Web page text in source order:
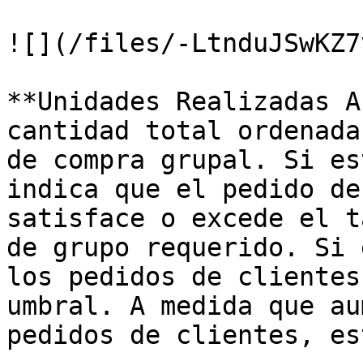
![](/files/-
**Unidades
cantidad total
de compra grupal. Si
indica que el pedido
satisface o excede el
de grupo requerido.
los pedidos de
umbral. A medida que
pedidos de clientes,